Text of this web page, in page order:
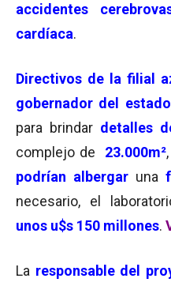
accidentes
cardíaca.
Directivos de la filial
gobernador del estado
para brindar detalles
complejo de 23.000m²
podrían albergar una
necesario, el
unos u$s 150 millones.
La responsable del